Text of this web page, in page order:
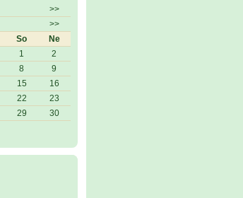
>>
>>
So
Ne
1
2
8
9
15
16
22
23
29
30